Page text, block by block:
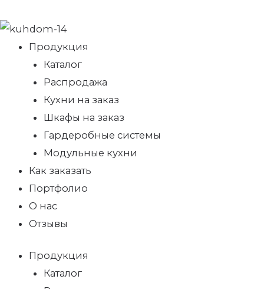
Продукция
Каталог
Распродажа
Кухни на заказ
Шкафы на заказ
Гардеробные системы
Модульные кухни
Как заказать
Портфолио
О нас
Отзывы
Продукция
Каталог